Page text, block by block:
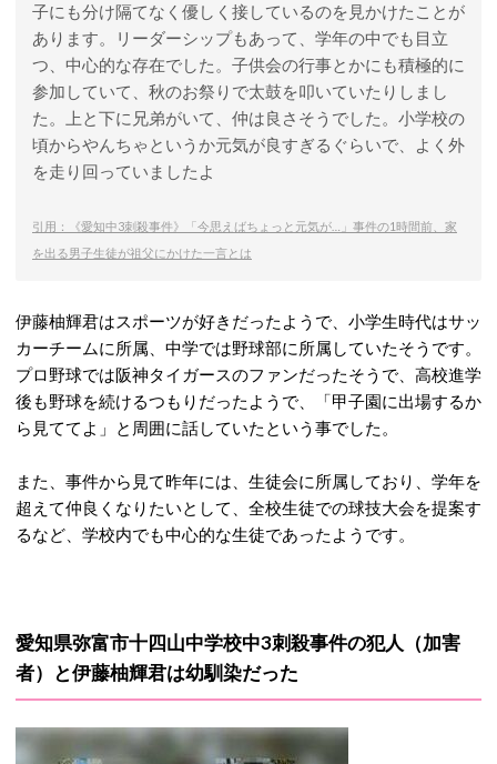
子にも分け隔てなく優しく接しているのを見かけたことが
あります。リーダーシップもあって、学年の中でも目立
つ、中心的な存在でした。子供会の行事とかにも積極的に
参加していて、秋のお祭りで太鼓を叩いていたりしまし
た。上と下に兄弟がいて、仲は良さそうでした。小学校の
頃からやんちゃというか元気が良すぎるぐらいで、よく外
を走り回っていましたよ
引用：《愛知中3刺殺事件》「今思えばちょっと元気が…」事件の1時間前、家
を出る男子生徒が祖父にかけた一言とは
伊藤柚輝君はスポーツが好きだったようで、小学生時代はサッ
カーチームに所属、中学では野球部に所属していたそうです。
プロ野球では阪神タイガースのファンだったそうで、高校進学
後も野球を続けるつもりだったようで、「甲子園に出場するか
ら見ててよ」と周囲に話していたという事でした。
また、事件から見て昨年には、生徒会に所属しており、学年を
超えて仲良くなりたいとして、全校生徒での球技大会を提案す
るなど、学校内でも中心的な生徒であったようです。
愛知県弥富市十四山中学校中3刺殺事件の犯人（加害
者）と伊藤柚輝君は幼馴染だった